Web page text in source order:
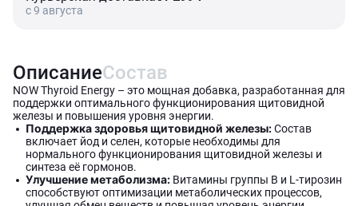
c 9 августа
ОписаниеСостав
NOW Thyroid Energy – это мощная добавка, разработанная для
поддержки оптимального функционирования щитовидной
железы и повышения уровня энергии.
Поддержка здоровья щитовидной железы:Состав
включает йод и селен, которые необходимы для
нормального функционирования щитовидной железы и
синтеза её гормонов.
Улучшение метаболизма: Витамины группы B и L-тирозин
способствуют оптимизации метаболических процессов,